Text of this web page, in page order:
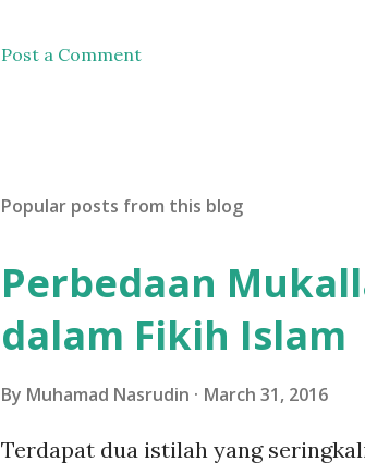
Post a Comment
Popular posts from this blog
Perbedaan
dalam Fikih Islam
By Muhamad Nasrudin March 31, 2016
Terdapat dua istilah yang